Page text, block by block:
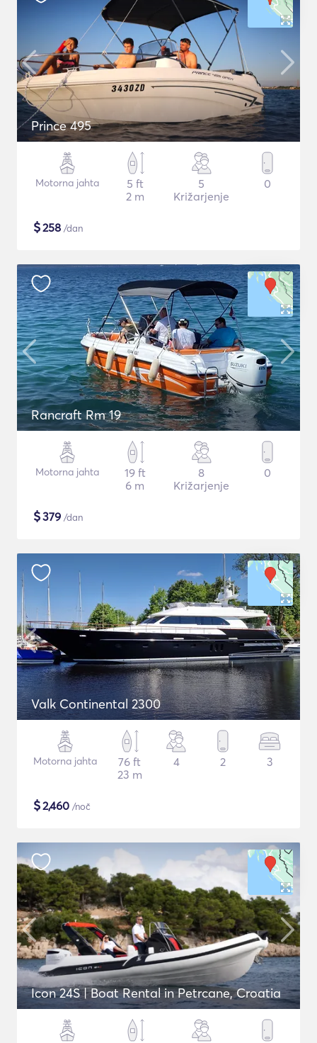
Prince 495
Motorna jahta
5 ft
2 m
5
Križarjenje
0
$258 /dan
Rancraft Rm 19
Motorna jahta
19 ft
6 m
8
Križarjenje
0
$379 /dan
Valk Continental 2300
Motorna jahta
76 ft
23 m
4 2 3
$2,460 /noč
Icon 24S | Boat Rental in Petrcane, Croatia